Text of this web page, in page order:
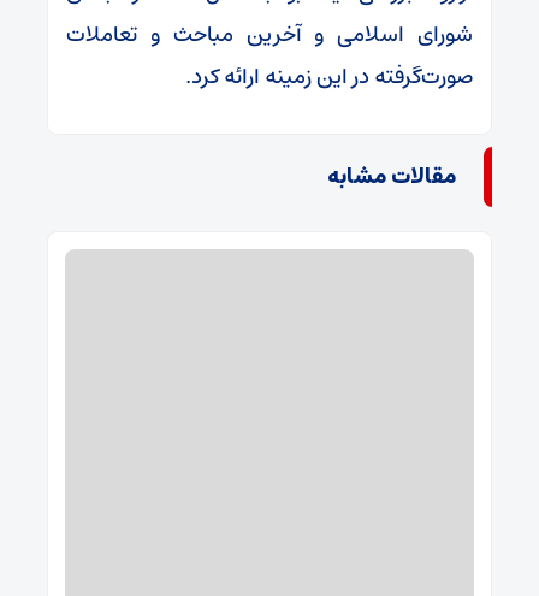
شورای اسلامی و آخرین مباحث و تعاملات
صورت‌گرفته در این زمینه ارائه کرد.
مقالات مشابه